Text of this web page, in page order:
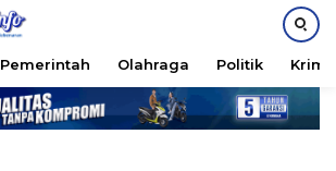
Pemerintah Olahraga Politik